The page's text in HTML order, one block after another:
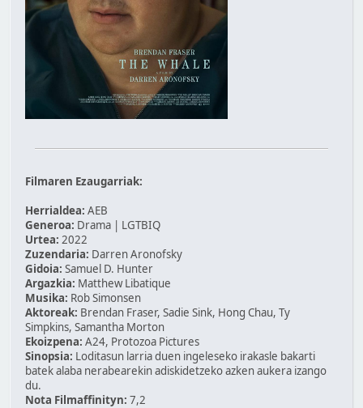
Filmaren Ezaugarriak:
Herrialdea: AEB
Generoa: Drama | LGTBIQ
Urtea: 2022
Zuzendaria: Darren Aronofsky
Gidoia: Samuel D. Hunter
Argazkia: Matthew Libatique
Musika: Rob Simonsen
Aktoreak: Brendan Fraser, Sadie Sink, Hong Chau, Ty
Simpkins, Samantha Morton
Ekoizpena: A24, Protozoa Pictures
Sinopsia: Loditasun larria duen ingeleseko irakasle bakarti
batek alaba nerabearekin adiskidetzeko azken aukera izango
du.
Nota Filmaffinityn: 7,2